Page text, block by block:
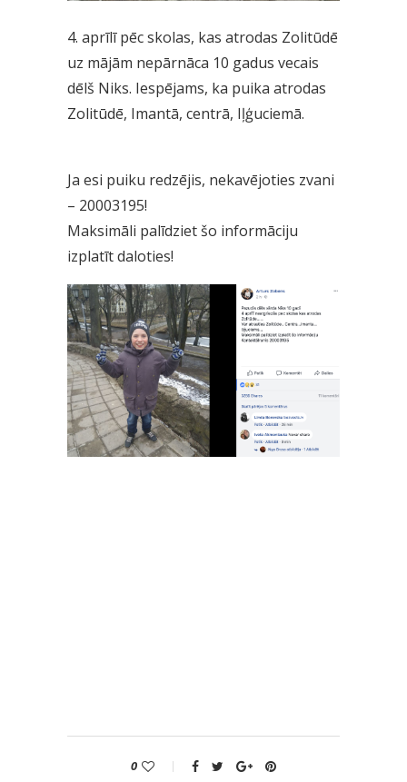
4. aprīlī pēc skolas, kas atrodas Zolitūdē
uz mājām nepārnāca 10 gadus vecais
dēlš Niks. Iespējams, ka puika atrodas
Zolitūdē, Imantā, centrā, Iļģuciemā.
Ja esi puiku redzējis, nekavējoties zvani
– 20003195!
Maksimāli palīdziet šo informāciju
izplatīt daloties!
0